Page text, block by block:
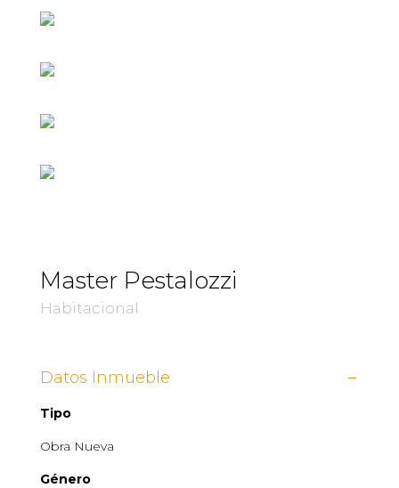
Master Pestalozzi
Habitacional
Datos Inmueble
Tipo
Obra Nueva
Género